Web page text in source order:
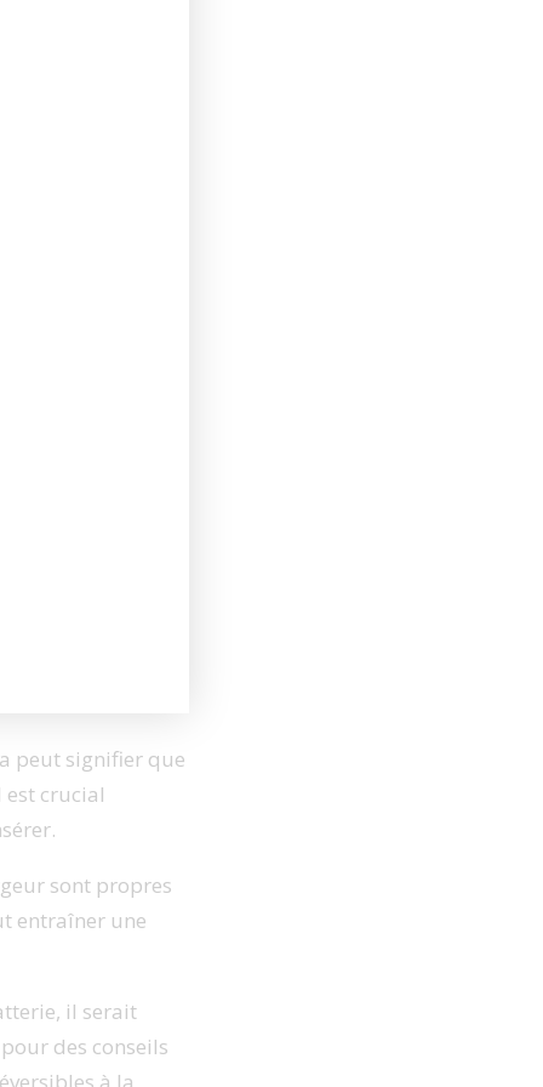
peut signifier que
est crucial
sont propres
entraîner une
il serait
des conseils